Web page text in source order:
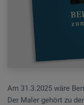
Am 31.3.2025 wäre
Der Maler gehört zu